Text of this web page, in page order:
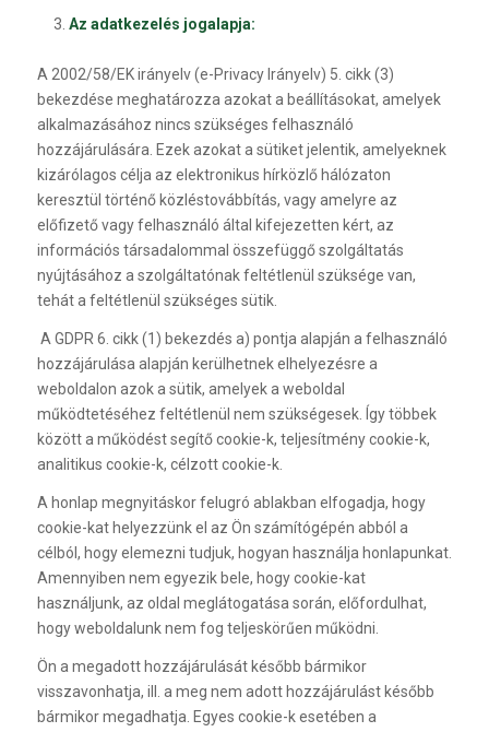
Az adatkezelés jogalapja:
A 2002/58/EK irányelv (e-Privacy Irányelv) 5. cikk (3)
bekezdése meghatározza azokat a beállításokat, amelyek
alkalmazásához nincs szükséges felhasználó
hozzájárulására. Ezek azokat a sütiket jelentik, amelyeknek
kizárólagos célja az elektronikus hírközlő hálózaton
keresztül történő közléstovábbítás, vagy amelyre az
előfizető vagy felhasználó által kifejezetten kért, az
információs társadalommal összefüggő szolgáltatás
nyújtásához a szolgáltatónak feltétlenül szüksége van,
tehát a feltétlenül szükséges sütik.
A GDPR 6. cikk (1) bekezdés a) pontja alapján a felhasználó
hozzájárulása alapján kerülhetnek elhelyezésre a
weboldalon azok a sütik, amelyek a weboldal
működtetéséhez feltétlenül nem szükségesek. Így többek
között a működést segítő cookie-k, teljesítmény cookie-k,
analitikus cookie-k, célzott cookie-k.
A honlap megnyitáskor felugró ablakban elfogadja, hogy
cookie-kat helyezzünk el az Ön számítógépén abból a
célból, hogy elemezni tudjuk, hogyan használja honlapunkat.
Amennyiben nem egyezik bele, hogy cookie-kat
használjunk, az oldal meglátogatása során, előfordulhat,
hogy weboldalunk nem fog teljeskörűen működni.
Ön a megadott hozzájárulását később bármikor
visszavonhatja, ill. a meg nem adott hozzájárulást később
bármikor megadhatja. Egyes cookie-k esetében a